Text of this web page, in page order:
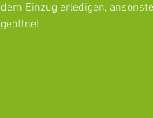
dem Einzug erledigen,
geöffnet.